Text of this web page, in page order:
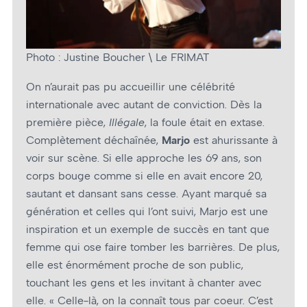
Photo : Justine Boucher \ Le FRIMAT
On n’aurait pas pu accueillir une célébrité
internationale avec autant de conviction. Dès la
première pièce, Illégale, la foule était en extase.
Complètement déchaînée, Marjo est ahurissante à
voir sur scène. Si elle approche les 69 ans, son
corps bouge comme si elle en avait encore 20,
sautant et dansant sans cesse. Ayant marqué sa
génération et celles qui l’ont suivi, Marjo est une
inspiration et un exemple de succès en tant que
femme qui ose faire tomber les barrières. De plus,
elle est énormément proche de son public,
touchant les gens et les invitant à chanter avec
elle. « Celle-là, on la connaît tous par cœur. C’est